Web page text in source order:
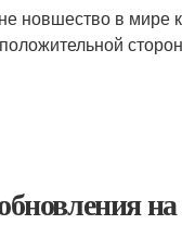
новшество в мире
на